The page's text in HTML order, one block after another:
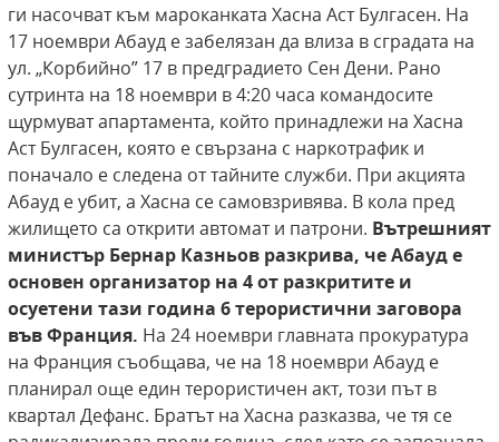
ги насочват към мароканката Хасна Аст Булгасен. На
17 ноември Абауд е забелязан да влиза в сградата на
ул. „Корбийно” 17 в предградието Сен Дени. Рано
сутринта на 18 ноември в 4:20 часа командосите
щурмуват апартамента, който принадлежи на Хасна
Аст Булгасен, която е свързана с наркотрафик и
поначало е следена от тайните служби. При акцията
Абауд е убит, а Хасна се самовзривява. В кола пред
жилището са открити автомат и патрони. Вътрешният
министър Бернар Казньов разкрива, чеАбауд е
основен организатор на 4 от разкритите и
осуетени тази година 6 терористични заговора
във Франция. На 24 ноември главната прокуратура
на Франция съобщава, че на 18 ноември Абауд е
планирал още един терористичен акт, този път в
квартал Дефанс. Братът на Хасна разказва, че тя се